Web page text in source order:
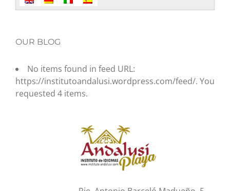
OUR BLOG
No items found in feed URL:
https://institutoandalusi.wordpress.com/feed/. You
requested 4 items.